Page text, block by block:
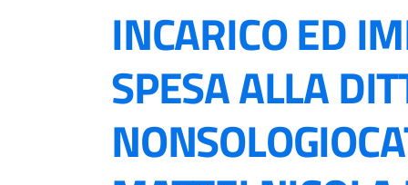
INCARICO ED
SPESA ALLA